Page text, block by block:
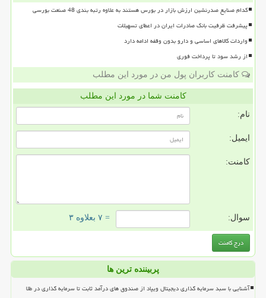
کدام صنایع صدرنشین ارزش بازار در بورس هستند به علاوه رتبه بندی 48 صنعت بورسی
پیشرفت ظرفیت بانک صادرات ایران در اعطای تسهیلات
واردات کالاهای اساسی و دارو بدون وقفه ادامه دارد
از رشد سود تا پرداخت فوری
کامنت کاربران پول من در مورد این مطلب
کامنت شما در مورد این مطلب
نام:
ایمیل:
کامنت:
سوال: = ۷ بعلاوه ۳
پربیننده ترین ها
آشنایی با سبد سرمایه گذاری دیجیتال ویپاد از صندوق های درآمد ثابت تا سرمایه گذاری در طلا